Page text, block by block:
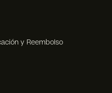
y Reembolso